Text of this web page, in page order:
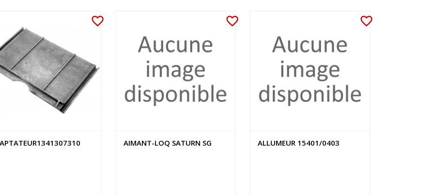
favorite_border favorite_border
AIMANT-LOQ SATURN SG
favorite_border
ALLUMEUR 15401/0403